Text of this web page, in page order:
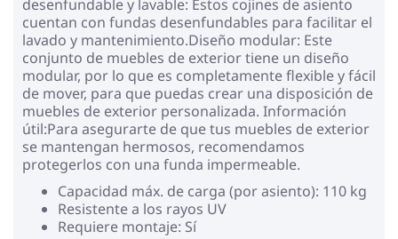
desenfundable y lavable: Estos cojines de asiento
cuentan con fundas desenfundables para facilitar el
lavado y mantenimiento.Diseño modular: Este
conjunto de muebles de exterior tiene un diseño
modular, por lo que es completamente flexible y fácil
de mover, para que puedas crear una disposición de
muebles de exterior personalizada. Información
útil:Para asegurarte de que tus muebles de exterior
se mantengan hermosos, recomendamos
protegerlos con una funda impermeable.
Capacidad máx. de carga (por asiento): 110 kg
Resistente a los rayos UV
Requiere montaje: Sí